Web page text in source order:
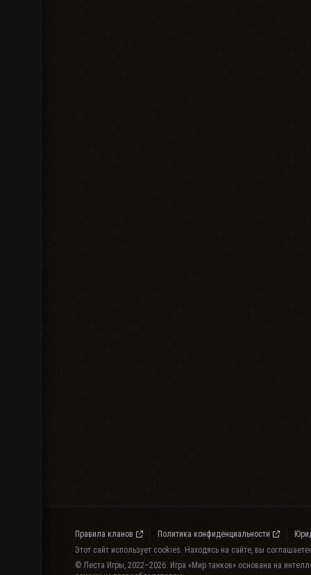
Правила кланов Политика конфиденциальности
Этот сайт использует cookies. Находясь на сайте, вы
© Леста Игры, 2022–2026. Игра «Мир танков» основана на